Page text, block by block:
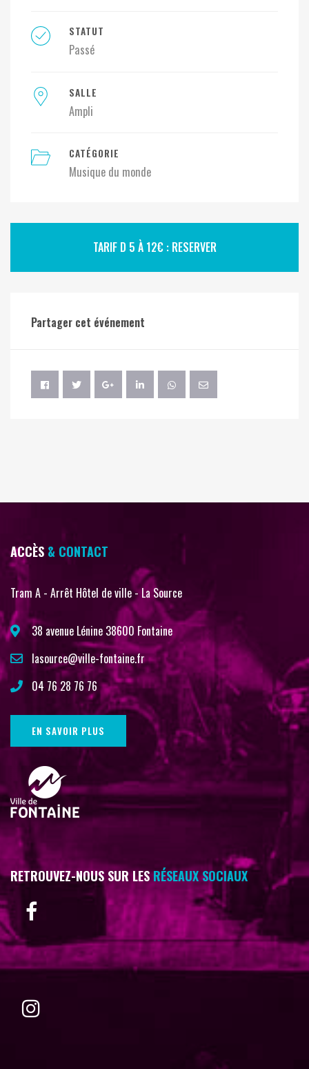
STATUT
Passé
SALLE
Ampli
CATÉGORIE
Musique du monde
TARIF D 5 À 12€ : RESERVER
Partager cet événement
ACCÈS & CONTACT
Tram A - Arrêt Hôtel de ville - La Source
38 avenue Lénine 38600 Fontaine
lasource@ville-fontaine.fr
04 76 28 76 76
EN SAVOIR PLUS
RETROUVEZ-NOUS SUR LESRÉSEAUX SOCIAUX